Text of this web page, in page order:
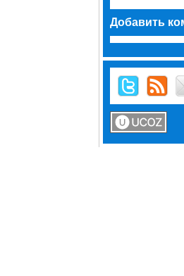
Добавить